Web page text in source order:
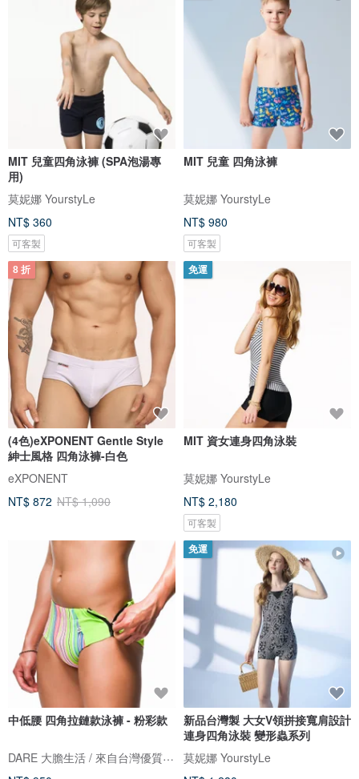
MIT 兒童四角泳褲 (SPA泡湯專
用)
莫妮娜 YourstyLe
NT$ 360
可客製
MIT 兒童 四角泳褲
莫妮娜 YourstyLe
NT$ 980
可客製
8 折
(4色)eXPONENT Gentle Style
紳士風格 四角泳褲-白色
eXPONENT
NT$ 872 NT$ 1,090
免運
MIT 資女連身四角泳裝
莫妮娜 YourstyLe
NT$ 2,180
可客製
中低腰 四角拉鏈款泳褲 - 粉彩款
DARE 大膽生活 / 來自台灣優質男性內著
免運
新品台灣製 大女V領拼接寬肩設計
連身四角泳裝 變形蟲系列
莫妮娜 YourstyLe